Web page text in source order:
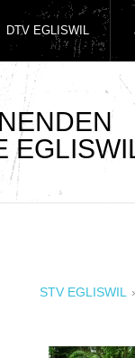
DTV EGLISWIL
STV EGLISWIL